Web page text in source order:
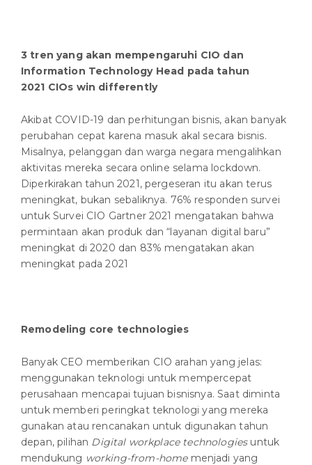
3 tren yang akan mempengaruhi CIO dan
Information TechnologyHead pada tahun
2021 CIOs win differently
Akibat COVID-19 dan perhitungan bisnis, akan banyak
perubahan cepat karena masuk akal secara bisnis.
Misalnya, pelanggan dan warga negara mengalihkan
aktivitas mereka secara online selama lockdown.
Diperkirakan tahun 2021, pergeseran itu akan terus
meningkat, bukan sebaliknya. 76% responden survei
untuk Survei CIO Gartner 2021 mengatakan bahwa
permintaan akan produk dan “layanan digital baru”
meningkat di 2020 dan 83% mengatakan akan
meningkat pada 2021
Remodeling core technologies
Banyak CEO memberikan CIO arahan yang jelas:
menggunakan teknologi untuk mempercepat
perusahaan mencapai tujuan bisnisnya. Saat diminta
untuk memberi peringkat teknologi yang mereka
gunakan atau rencanakan untuk digunakan tahun
depan, pilihan Digital workplace technologiesuntuk
mendukung working-from-homemenjadi yang